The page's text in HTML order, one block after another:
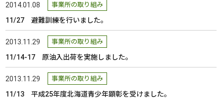
2014.01.08 事業所の取り組み
11/27 避難訓練を行いました。
2013.11.29 事業所の取り組み
11/14-17 原油入出荷を実施しました。
2013.11.29 事業所の取り組み
11/13 平成25年度北海道青少年顕彰を受けました。